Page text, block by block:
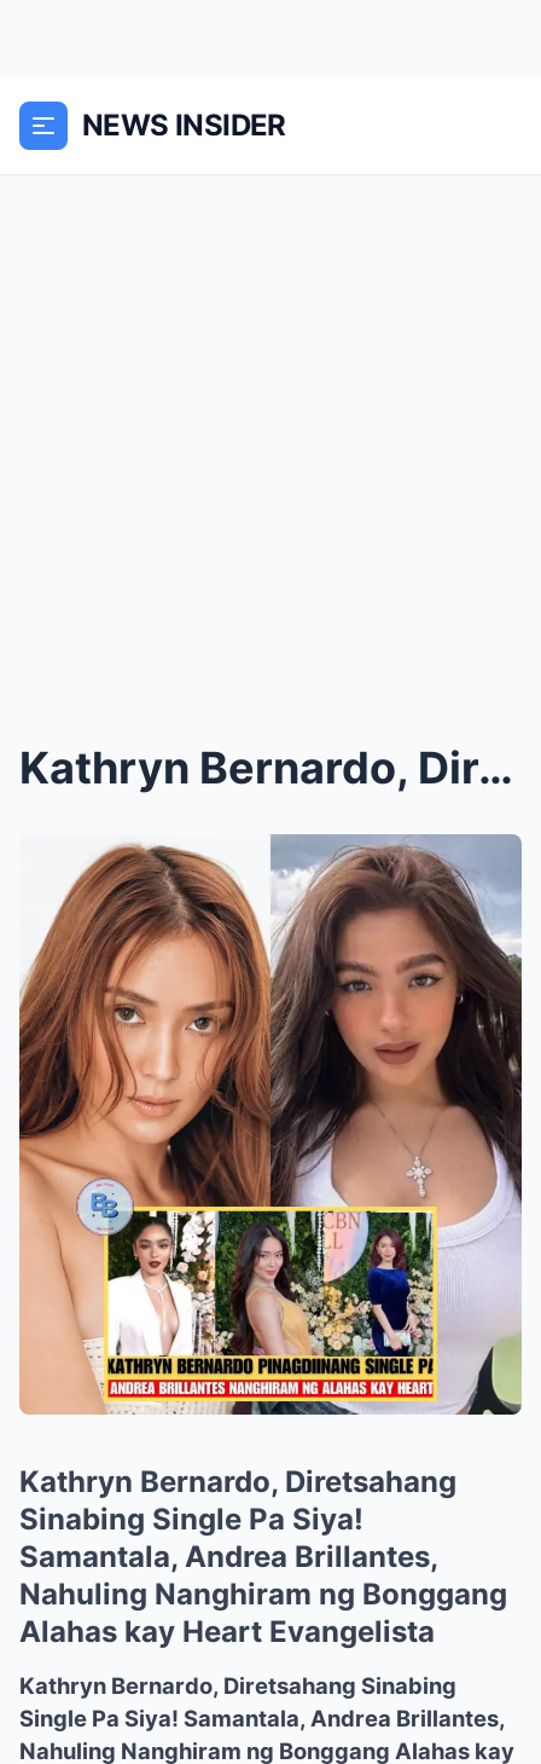
NEWS INSIDER
Kathryn Bernardo, Diretsahang Sinabing Single Pa S...
Kathryn Bernardo, Diretsahang
Sinabing Single Pa Siya!
Samantala, Andrea Brillantes,
Nahuling Nanghiram ng Bonggang
Alahas kay Heart Evangelista
Kathryn Bernardo, Diretsahang Sinabing
Single Pa Siya! Samantala, Andrea Brillantes,
Nahuling Nanghiram ng Bonggang Alahas kay